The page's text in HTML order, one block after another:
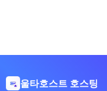
울타호스트 호스팅